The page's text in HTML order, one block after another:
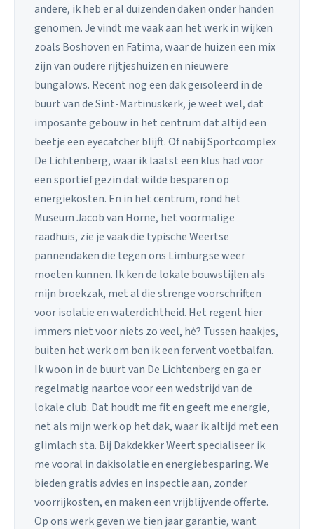
andere, ik heb er al duizenden daken onder handen
genomen. Je vindt me vaak aan het werk in wijken
zoals Boshoven en Fatima, waar de huizen een mix
zijn van oudere rijtjeshuizen en nieuwere
bungalows. Recent nog een dak geïsoleerd in de
buurt van de Sint-Martinuskerk, je weet wel, dat
imposante gebouw in het centrum dat altijd een
beetje een eyecatcher blijft. Of nabij Sportcomplex
De Lichtenberg, waar ik laatst een klus had voor
een sportief gezin dat wilde besparen op
energiekosten. En in het centrum, rond het
Museum Jacob van Horne, het voormalige
raadhuis, zie je vaak die typische Weertse
pannendaken die tegen ons Limburgse weer
moeten kunnen. Ik ken de lokale bouwstijlen als
mijn broekzak, met al die strenge voorschriften
voor isolatie en waterdichtheid. Het regent hier
immers niet voor niets zo veel, hè? Tussen haakjes,
buiten het werk om ben ik een fervent voetbalfan.
Ik woon in de buurt van De Lichtenberg en ga er
regelmatig naartoe voor een wedstrijd van de
lokale club. Dat houdt me fit en geeft me energie,
net als mijn werk op het dak, waar ik altijd met een
glimlach sta. Bij Dakdekker Weert specialiseer ik
me vooral in dakisolatie en energiebesparing. We
bieden gratis advies en inspectie aan, zonder
voorrijkosten, en maken een vrijblijvende offerte.
Op ons werk geven we tien jaar garantie, want